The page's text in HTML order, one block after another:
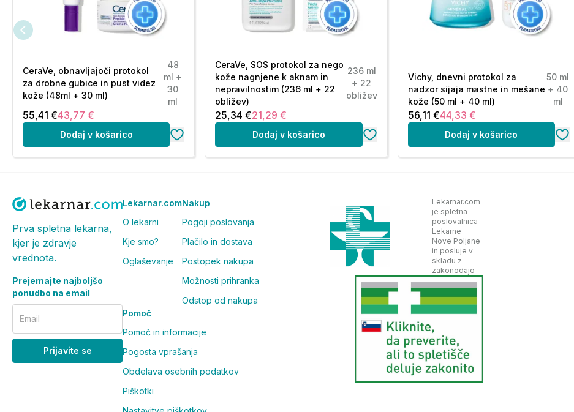
CeraVe, obnavljajoči protokol
za drobne gubice in pust videz
kože (48ml + 30 ml)
48
ml +
30
ml
55,41 €43,77 €
Dodaj v košarico
CeraVe, SOS protokol za nego
kože nagnjene k aknam in
nepravilnostim (236 ml + 22
obližev)
236 ml
+ 22
obližev
25,34 €21,29 €
Dodaj v košarico
Vichy, dnevni protokol za
nadzor sijaja mastne in mešane
kože (50 ml + 40 ml)
50 ml
+ 40
ml
56,11 €44,33 €
Dodaj v košarico
Prva spletna lekarna,
kjer je zdravje
vrednota.
Prejemajte najboljšo
ponudbo na email
Email
Prijavite se
Lekarnar.com
O lekarni
Kje smo?
Oglaševanje
Nakup
Pogoji poslovanja
Plačilo in dostava
Postopek nakupa
Možnosti prihranka
Odstop od nakupa
Pomoč
Pomoč in informacije
Pogosta vprašanja
Obdelava osebnih podatkov
Piškotki
Lekarnar.com
je spletna
poslovalnica
Lekarne
Nove Poljane
in posluje v
skladu z
zakonodajo